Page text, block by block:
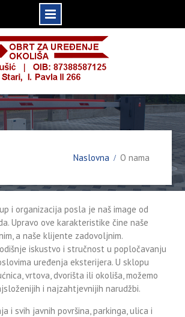
Naslovna O nama
i organizacija posla je naš image od
Upravo ove karakteristike čine naše
a naše klijente zadovoljnim.
iskustvo i stručnost u popločavanju
uređenja eksterijera. U sklopu
vrtova, dvorišta ili okoliša, možemo
i najzahtjevnijih narudžbi.
i svih javnih površina, parkinga, ulica i